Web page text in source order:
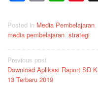
Posted in Media Pembelajaran,
media pembelajaran, strategi
Post
navigation
Previous post
Download Aplikasi Raport SD K
13 Terbaru 2019